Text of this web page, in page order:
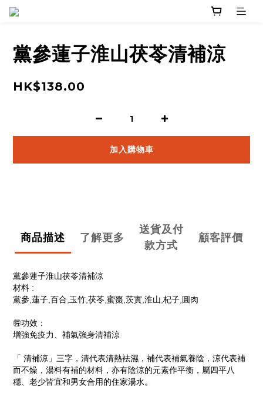
黨參蓮子淮山茯苓清補涼
HK$138.00
加入購物車
商品描述 了解更多
送貨及付
款方式
顧客評價
黨參蓮子淮山茯苓清補涼
材料 :
黨參,蓮子,百合,玉竹,茯苓,蜜棗,茨實,淮山,杞子,圓肉
🉐功效：
增強免疫力、補氣強身清補涼
「 清補涼」三字，清代表清熱袪濕，補代表補氣養陰，涼代表補
而不燥，湯料有補的材料，亦有陰涼的元素作平衡，屬四平八
穩、老少皆宜和男女合用的住家湯水。